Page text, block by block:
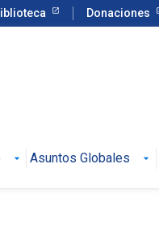
Donaciones
Asuntos Globales